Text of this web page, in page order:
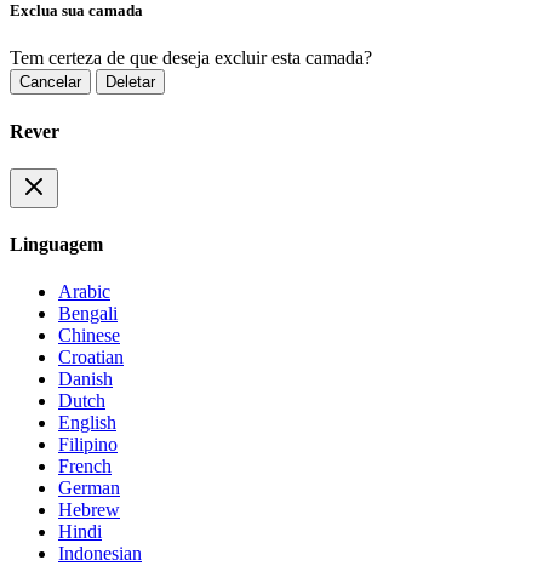
Exclua sua camada
Tem certeza de que deseja excluir esta camada?
Cancelar Deletar
Rever
Linguagem
Arabic
Bengali
Chinese
Croatian
Danish
Dutch
English
Filipino
French
German
Hebrew
Hindi
Indonesian